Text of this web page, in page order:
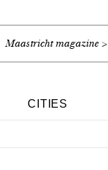
Maastricht magazine >
CITIES